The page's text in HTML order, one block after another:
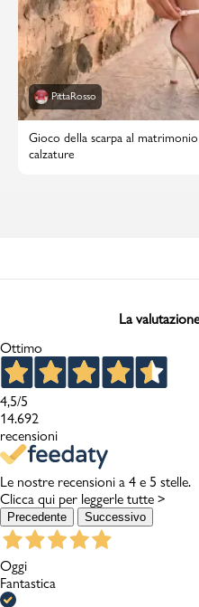
PittaRosso
Gioco della scarpa al
calzature
La
Ottimo
4,5/5
14.692
recensioni
Le nostre recensioni a 4 e 5 stelle.
Clicca qui per leggerle tutte >
Precedente Successivo
Oggi
Fantastica